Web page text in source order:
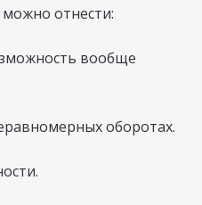
отнести:
вообще
оборотах.